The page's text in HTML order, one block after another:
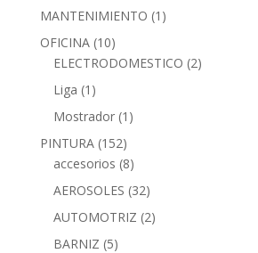
MANTENIMIENTO (1)
OFICINA (10)
ELECTRODOMESTICO (2)
Liga (1)
Mostrador (1)
PINTURA (152)
accesorios (8)
AEROSOLES (32)
AUTOMOTRIZ (2)
BARNIZ (5)